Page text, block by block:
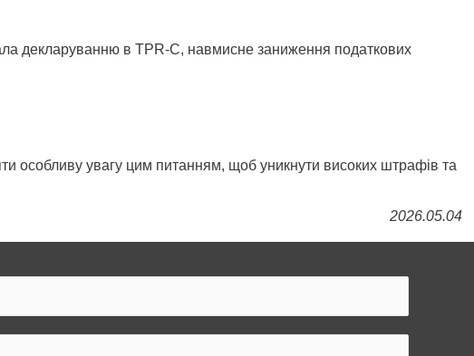
декларуванню в TPR-C, навмисне заниження податкових
особливу увагу цим питанням, щоб уникнути високих штрафів та
2026.05.04